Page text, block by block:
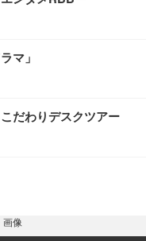
マ」
だわりデスクツアー
画像